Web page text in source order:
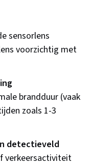
sensorlens
voorzichtig met
brandduur (vaak
zoals 1-3
detectieveld
verkeersactiviteit